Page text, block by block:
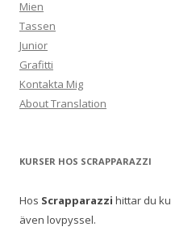
Mien
Tassen
Junior
Grafitti
Kontakta Mig
About Translation
KURSER HOS SCRAPPARAZZI
Hos Scrapparazzi hittar du
även lovpyssel.